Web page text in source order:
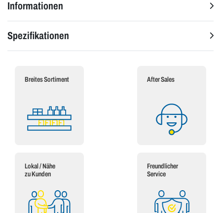
Informationen
Spezifikationen
Breites Sortiment After Sales
Lokal / Nähe
zu Kunden
Freundlicher
Service